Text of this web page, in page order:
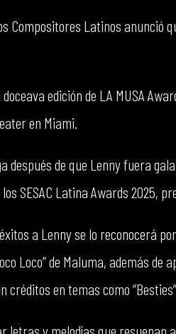
Compositores Latinos anunció
edición de LA MUSA
en Miami.
después de que Lenny fuera
SESAC Latina Awards 2025,
a Lenny se lo reconocerá
Loco” de Maluma, además
créditos en temas como